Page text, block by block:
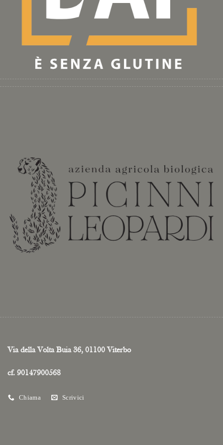
Via della Volta Buia 36, 01100 Viterbo
cf. 90147900568
Chiama Scrivici